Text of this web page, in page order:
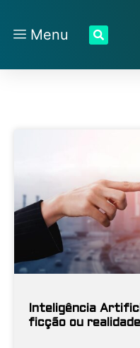
Menu
Inteligência
ficção ou